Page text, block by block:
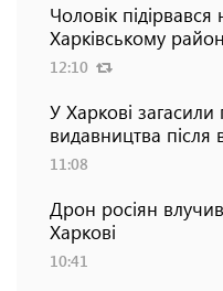
Чоловік підірвався
Харківському
12:10
У Харкові
видавництва після
11:08
Дрон росіян
Харкові
10:41